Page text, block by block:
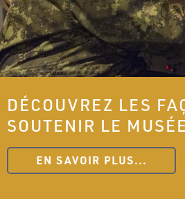
DÉCOUVREZ LES
SOUTENIR LE MUSÉE
EN SAVOIR PLUS...